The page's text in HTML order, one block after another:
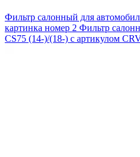
Фильтр салонный для
картинка номер 2 Фильтр
CS75 (14-)/(18-) с артикулом